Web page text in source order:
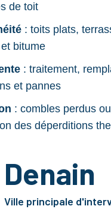
de toit
: toits plats,
bitume
: traitement,
et pannes
: combles perdus
des déperditions
Denain
Ville principale